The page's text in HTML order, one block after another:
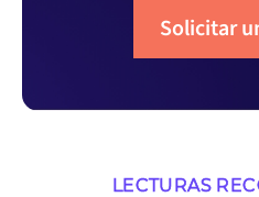
Solicitar
LECTURAS